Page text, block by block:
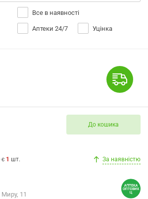
Все в наявності
Аптеки 24/7 Уцінка
До кошика
є 1 шт. За наявністю
11